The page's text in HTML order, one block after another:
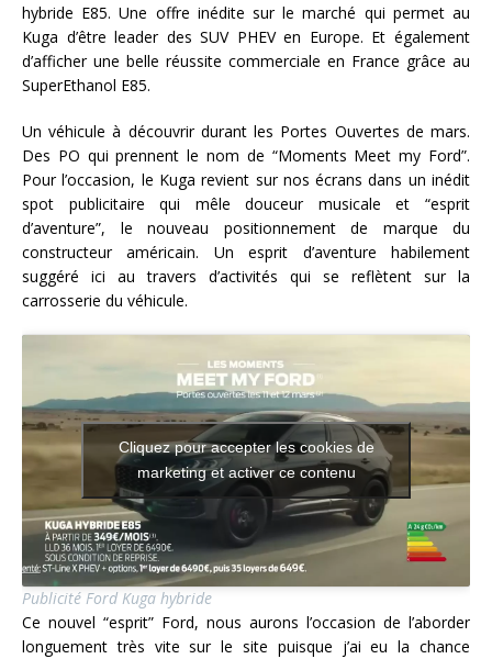
hybride E85. Une offre inédite sur le marché qui permet au
Kuga d’être leader des SUV PHEV en Europe. Et également
d’afficher une belle réussite commerciale en France grâce au
SuperEthanol E85.
Un véhicule à découvrir durant les Portes Ouvertes de mars.
Des PO qui prennent le nom de “Moments Meet my Ford”.
Pour l’occasion, le Kuga revient sur nos écrans dans un inédit
spot publicitaire qui mêle douceur musicale et “esprit
d’aventure”, le nouveau positionnement de marque du
constructeur américain. Un esprit d’aventure habilement
suggéré ici au travers d’activités qui se reflètent sur la
carrosserie du véhicule.
Cliquez pour accepter les cookies de
marketing et activer ce contenu
Publicité Ford Kuga hybride
Ce nouvel “esprit” Ford, nous aurons l’occasion de l’aborder
longuement très vite sur le site puisque j’ai eu la chance